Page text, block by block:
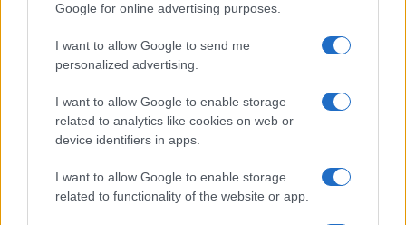
Google for online advertising purposes.
I want to allow Google to send me
personalized advertising.
I want to allow Google to enable storage
related to analytics like cookies on web or
device identifiers in apps.
I want to allow Google to enable storage
related to functionality of the website or app.
Η ΣΤΗΛΗ ΜΑΣ